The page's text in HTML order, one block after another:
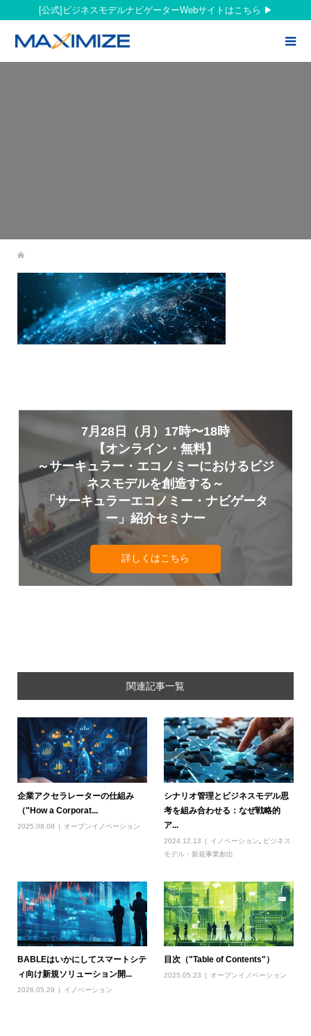
[公式]ビジネスモデルナビゲーターWebサイトはこちら
7月28日（月）17時〜18時
【オンライン・無料】
～サーキュラー・エコノミーにおけるビジ
ネスモデルを創造する～
「サーキュラーエコノミー・ナビゲータ
ー」紹介セミナー
詳しくはこちら
関連記事一覧
企業アクセラレーターの仕組み
（"How a Corporat...
2025.08.08 オープンイノベーション
シナリオ管理とビジネスモデル思
考を組み合わせる：なぜ戦略的
ア...
2024.12.13 イノベーション
ビジネス
モデル・新規事業創出
BABLEはいかにしてスマートシテ
ィ向け新規ソリューション開...
2026.05.29 イノベーション
目次（"Table of Contents"）
2025.05.23 オープンイノベーション